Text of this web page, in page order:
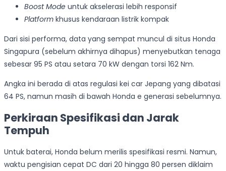
Boost Mode untuk akselerasi lebih responsif
Platform khusus kendaraan listrik kompak
Dari sisi performa, data yang sempat muncul di situs Honda
Singapura (sebelum akhirnya dihapus) menyebutkan tenaga
sebesar 95 PS atau setara 70 kW dengan torsi 162 Nm.
Angka ini berada di atas regulasi kei car Jepang yang dibatasi
64 PS, namun masih di bawah Honda e generasi sebelumnya.
Perkiraan Spesifikasi dan Jarak
Tempuh
Untuk baterai, Honda belum merilis spesifikasi resmi. Namun,
waktu pengisian cepat DC dari 20 hingga 80 persen diklaim